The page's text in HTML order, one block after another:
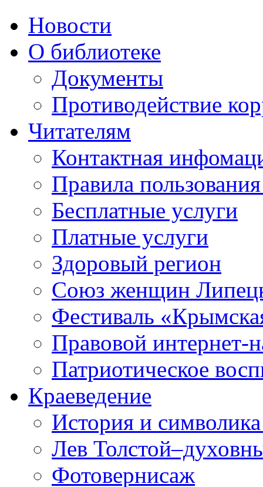
Новости
О библиотеке
Документы
Противодействие
Читателям
Контактная
Правила
Бесплатные услуги
Платные услуги
Здоровый регион
Союз женщин
Фестиваль
Правовой интернет-
Патриотическое
Краеведение
История и
Лев
Фотовернисаж